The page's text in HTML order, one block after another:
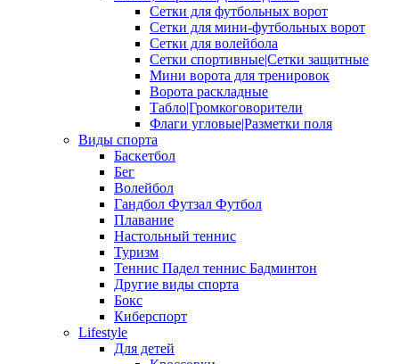
Сетки для футбольных ворот
Сетки для мини-футбольных ворот
Сетки для волейбола
Сетки спортивные|Сетки защитные
Мини ворота для тренировок
Ворота раскладные
Табло|Громкоговорители
Флаги угловые|Разметки поля
Виды спорта
Баскетбол
Бег
Волейбол
Гандбол Футзал Футбол
Плавание
Настольный теннис
Туризм
Теннис Падел теннис Бадминтон
Другие виды спорта
Бокс
Киберспорт
Lifestyle
Для детей